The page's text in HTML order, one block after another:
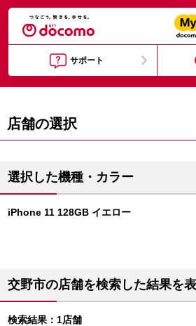
サポート
店舗の選択
選択した機種・カラー
iPhone 11 128GB イエロー
交野市の店舗を検索した結果を
検索結果：1店舗